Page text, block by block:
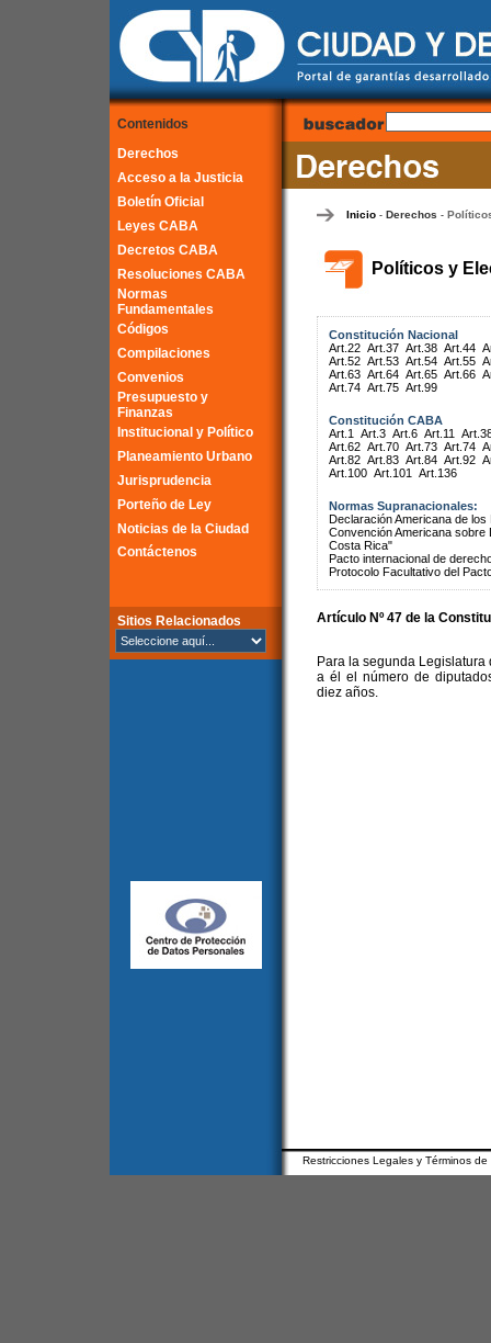
Contenidos
Derechos
Acceso a la Justicia
Boletín Oficial
Leyes CABA
Decretos CABA
Resoluciones CABA
Normas
Fundamentales
Códigos
Compilaciones
Convenios
Presupuesto y
Finanzas
Institucional y Político
Planeamiento Urbano
Jurisprudencia
Porteño de Ley
Noticias de la Ciudad
Contáctenos
Sitios Relacionados
Inicio- Derechos -
Políticos y
Constitución Nacional
Art.22 Art.37 Art.38 Art.44
Art.52 Art.53 Art.54 Art.55
Art.63 Art.64 Art.65 Art.66
Art.74 Art.75 Art.99
Constitución CABA
Art.1
Art.3 Art.6 Art.11
Art.62 Art.70 Art.73 Art.74
Art.82 Art.83 Art.84 Art.92
Art.100 Art.101 Art.136
Normas Supranacionales:
Declaración Americana de
Convención Americana
Costa Rica"
Pacto internacional de
Protocolo Facultativo del
Artículo Nº 47 de la
Para la segunda
a él el número de
diez años.
Restricciones Legales y Términos de